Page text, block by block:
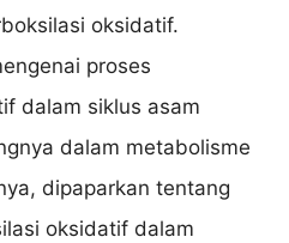
oksidatif.
proses
dalam siklus asam
dalam metabolisme
dipaparkan tentang
oksidatif dalam